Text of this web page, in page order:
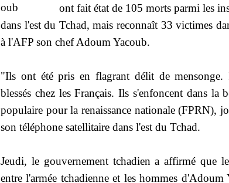
ont fait état de 105 morts parmi les
dans l'est du Tchad, mais reconnaît 33 victimes
à l'AFP son chef Adoum Yacoub.
"Ils ont été pris en flagrant délit de
blessés chez les Français. Ils s'enfoncent dans
populaire pour la renaissance nationale (FPRN),
son téléphone satellitaire dans l'est du Tchad.
Jeudi, le gouvernement tchadien a affirmé que
entre l'armée tchadienne et les hommes d'Adoum